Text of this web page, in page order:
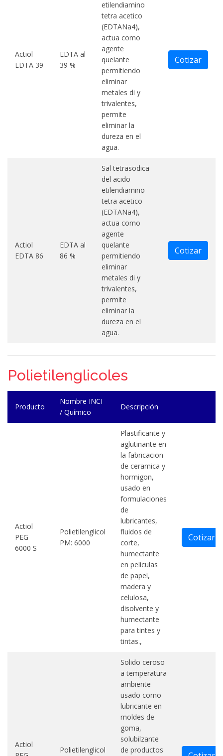
Actiol
EDTA 39
EDTA al
39 %
etilendiamino
tetra acetico
(EDTANa4),
actua como
agente
quelante
permitiendo
eliminar
metales di y
trivalentes,
permite
eliminar la
dureza en el
agua.
Cotizar
Actiol
EDTA 86
EDTA al
86 %
Sal tetrasodica
del acido
etilendiamino
tetra acetico
(EDTANa4),
actua como
agente
quelante
permitiendo
eliminar
metales di y
trivalentes,
permite
eliminar la
dureza en el
agua.
Cotizar
Polietilenglicoles
Producto
Nombre INCI
/ Químico
Descripción
Actiol
PEG
6000 S
Polietilenglicol
PM: 6000
Plastificante y
aglutinante en
la fabricacion
de ceramica y
hormigon,
usado en
formulaciones
de
lubricantes,
fluidos de
corte,
humectante
en peliculas
de papel,
madera y
celulosa,
disolvente y
humectante
para tintes y
tintas.,
Cotizar
Actiol
Polietilenglicol
Solido ceroso
a temperatura
ambiente
usado como
lubricante en
moldes de
goma,
solubilzante
de productos